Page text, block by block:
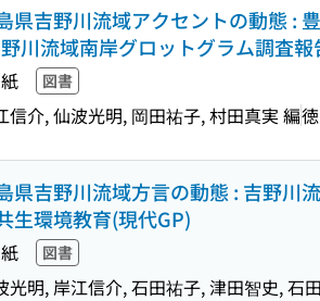
県吉野川流域アクセントの動態 :
川流域南岸グロットグラム調査報
紙 図書
信介, 仙波光明, 岡田祐子, 村田真実 編
県吉野川流域方言の動態 : 吉野川
生環境教育(現代GP)
紙 図書
光明, 岸江信介, 石田祐子, 津田智史, 石